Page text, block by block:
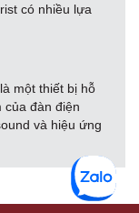
có nhiều lựa
một thiết bị hỗ
của đàn điện
và hiệu ứng
guitar bao
dụng với ghi ta